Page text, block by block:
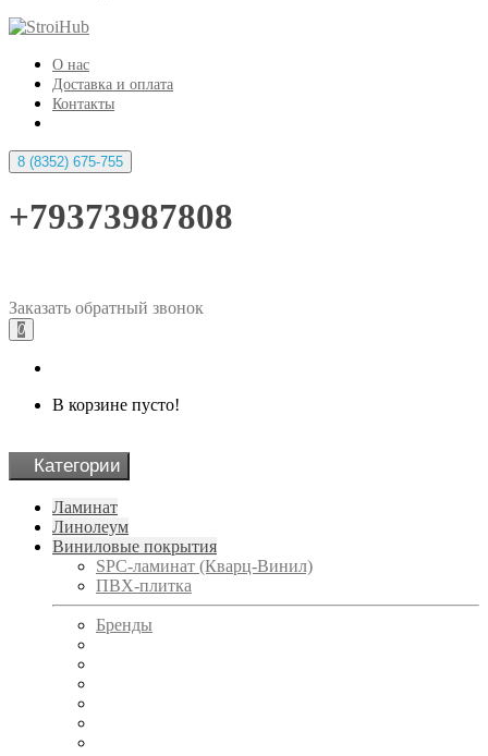
О нас
Доставка и оплата
Контакты
8 (8352) 675-755
+79373987808
Заказать обратный звонок
0
В корзине пусто!
Категории
Ламинат
Линолеум
Виниловые покрытия
SPC-ламинат (Кварц-Винил)
ПВХ-плитка
Бренды